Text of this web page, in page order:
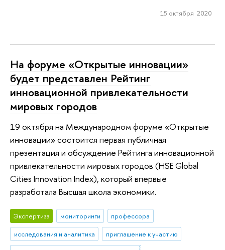
15 октября 2020
На форуме «Открытые инновации»
будет представлен Рейтинг
инновационной привлекательности
мировых городов
19 октября на Международном форуме «Открытые
инновации» состоится первая публичная
презентация и обсуждение Рейтинга инновационной
привлекательности мировых городов (HSE Global
Cities Innovation Index), который впервые
разработала Высшая школа экономики.
Экспертиза мониторинги
профессора
исследования и аналитика
приглашение к участию